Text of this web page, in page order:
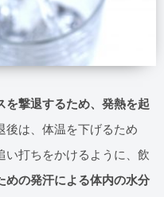
を撃退するため、発熱を起
後は、体温を下げるため
い打ちをかけるように、飲
めの発汗による体内の水分